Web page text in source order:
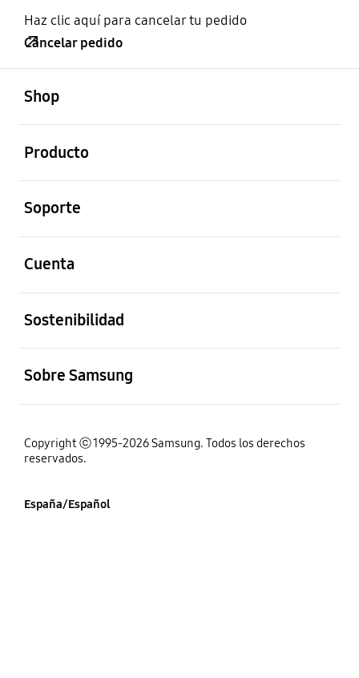
Haz clic aquí para cancelar tu pedido
Cancelar pedido
Shop
Producto
Soporte
Cuenta
Sostenibilidad
Sobre Samsung
Copyright ⓒ 1995-2026 Samsung. Todos los derechos
reservados.
España/Español